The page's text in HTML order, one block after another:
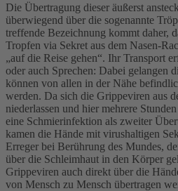
Die Übertragung dieser äußerst
überwiegend über die sogenannte
treffende Bezeichnung kommt daher,
Tropfen via Sekret aus dem Nasen-
„auf die Reise gehen“. Ihr Transport
oder auch Sprechen: Dabei gelangen
können von allen in der Nähe
werden. Da sich die Grippeviren aus
niederlassen und hier mehrere
eine Schmierinfektion als zweiter
kamen die Hände mit virushaltigen
Erreger bei Berührung des Mundes,
über die Schleimhaut in den Körper
Grippeviren auch direkt über die
von Mensch zu Mensch übertragen